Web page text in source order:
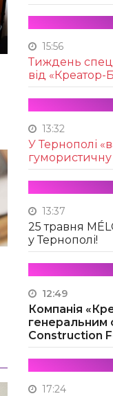
15:56
Тиждень
від «Креатор-
13:32
У Тернополі
13:37
25 травня
у Тернополі!
12:49
Компанія
генеральним
Construction
17:24